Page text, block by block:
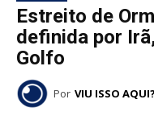
Estreito de
definida por
Golfo
Por VIU ISSO AQUI?